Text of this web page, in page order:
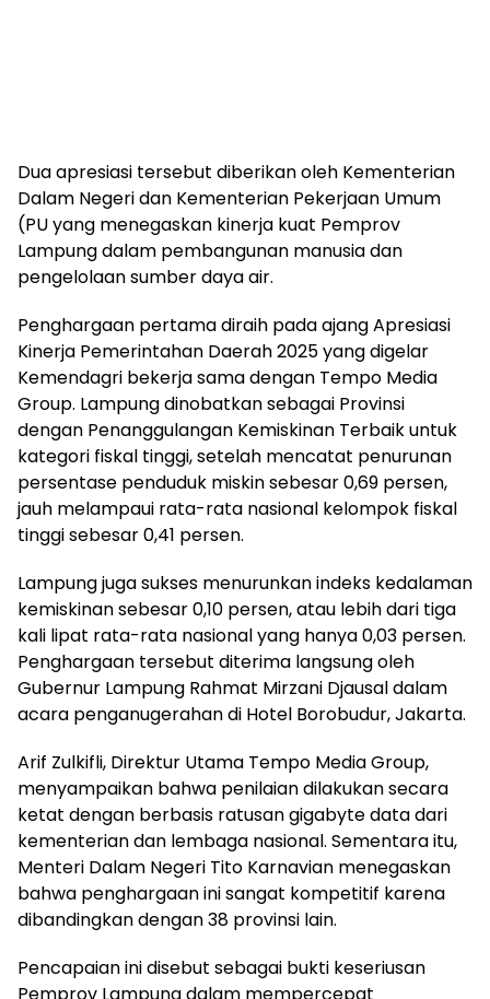
Dua apresiasi tersebut diberikan oleh Kementerian
Dalam Negeri dan Kementerian Pekerjaan Umum
(PU yang menegaskan kinerja kuat Pemprov
Lampung dalam pembangunan manusia dan
pengelolaan sumber daya air.
Penghargaan pertama diraih pada ajang Apresiasi
Kinerja Pemerintahan Daerah 2025 yang digelar
Kemendagri bekerja sama dengan Tempo Media
Group. Lampung dinobatkan sebagai Provinsi
dengan Penanggulangan Kemiskinan Terbaik untuk
kategori fiskal tinggi, setelah mencatat penurunan
persentase penduduk miskin sebesar 0,69 persen,
jauh melampaui rata-rata nasional kelompok fiskal
tinggi sebesar 0,41 persen.
Lampung juga sukses menurunkan indeks kedalaman
kemiskinan sebesar 0,10 persen, atau lebih dari tiga
kali lipat rata-rata nasional yang hanya 0,03 persen.
Penghargaan tersebut diterima langsung oleh
Gubernur Lampung Rahmat Mirzani Djausal dalam
acara penganugerahan di Hotel Borobudur, Jakarta.
Arif Zulkifli, Direktur Utama Tempo Media Group,
menyampaikan bahwa penilaian dilakukan secara
ketat dengan berbasis ratusan gigabyte data dari
kementerian dan lembaga nasional. Sementara itu,
Menteri Dalam Negeri Tito Karnavian menegaskan
bahwa penghargaan ini sangat kompetitif karena
dibandingkan dengan 38 provinsi lain.
Pencapaian ini disebut sebagai bukti keseriusan